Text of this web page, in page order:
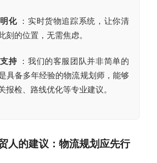
化
：实时货物追踪系统，让你清
刻的位置，无需焦虑。
持
：我们的客服团队并非简单的
具备多年经验的物流规划师，能够
报检、路线优化等专业建议。
人的建议：物流规划应先行